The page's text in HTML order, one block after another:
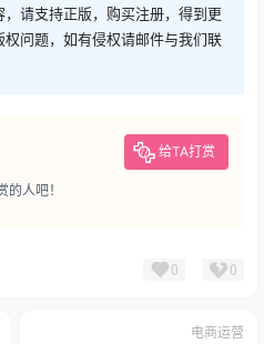
请支持正版，购买注册，得到更
问题，如有侵权请邮件与我们联
给TA打赏
人吧！
0 0
电商运营